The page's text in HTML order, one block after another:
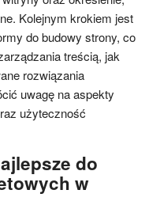
Kolejnym krokiem jest
do budowy strony, co
treścią, jak
rozwiązania
uwagę na aspekty
użyteczność
do
w